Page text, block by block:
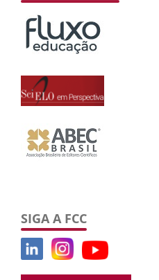
SIGA A FCC